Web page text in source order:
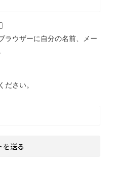
ラウザーに自分の名前、メー
ださい。